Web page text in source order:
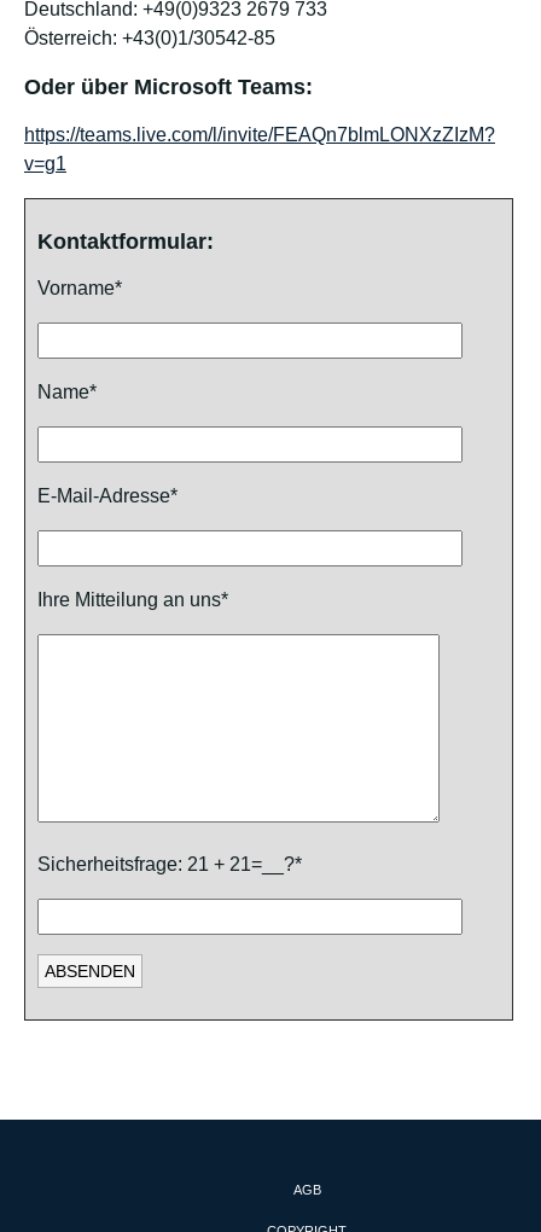
Deutschland: +49(0)9323 2679 733
Österreich: +43(0)1/30542-85
Oder über Microsoft Teams:
https://teams.live.com/l/invite/FEAQn7blmLONXzZIzM?
v=g1
Kontaktformular:
Vorname*
Name*
E-Mail-Adresse*
Ihre Mitteilung an uns*
Sicherheitsfrage: 21 + 21=__?*
AGB